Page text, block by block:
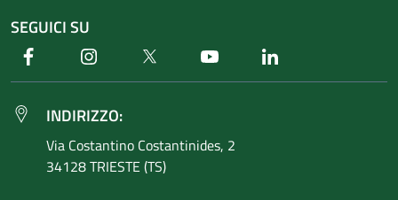
SEGUICI SU
Facebook Instagram Twitter Youtube
INDIRIZZO:
Via Costantino Costantinides, 2
34128 TRIESTE (TS)